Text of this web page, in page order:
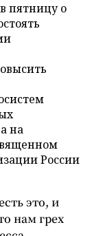
пятницу о
на
России
это, и
нам грех